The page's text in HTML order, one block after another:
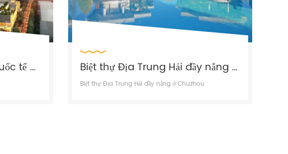
Trung tâm thương mại quốc tế Cam Túc Biệt thự Địa Trung Hải đầy nắng ở Chuzhou
Biệt thự Địa Trung Hải đầy nắng ở Chuzhou